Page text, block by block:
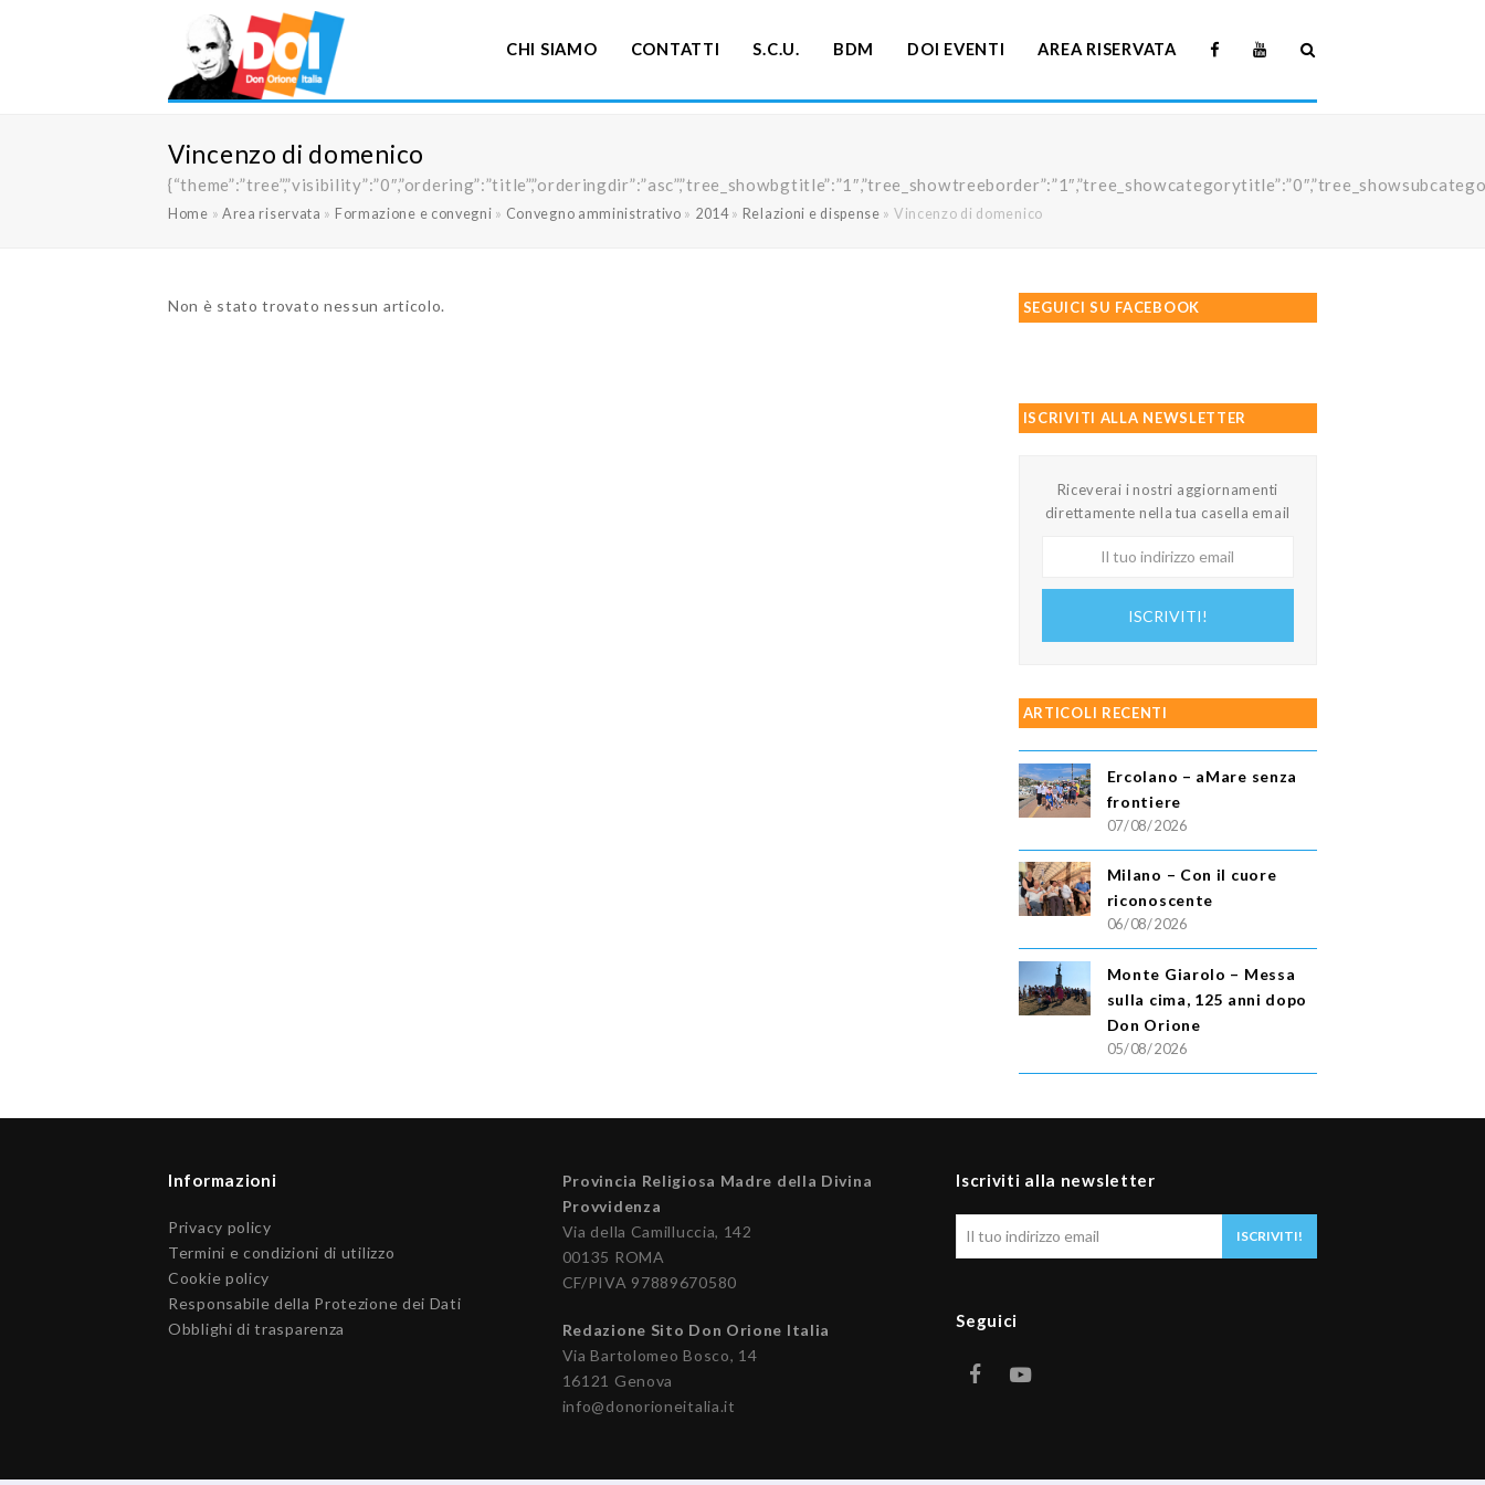
CHI SIAMO CONTATTI S.C.U. BDM DOI EVENTI AREA RISERVATA
Vincenzo di domenico
Home » Area riservata » Formazione e convegni » Convegno amministrativo » 2014» Relazioni e dispense » Vincenzo di domenico
Non è stato trovato nessun articolo. SEGUICI SU FACEBOOK
ISCRIVITI ALLA NEWSLETTER
Riceverai i nostri aggiornamenti
direttamente nella tua casella email
ISCRIVITI!
ARTICOLI RECENTI
Ercolano – aMare senza
frontiere
07/08/2026
Milano – Con il cuore
riconoscente
06/08/2026
Monte Giarolo – Messa
sulla cima, 125 anni dopo
Don Orione
05/08/2026
Informazioni
Privacy policy
Termini e condizioni di utilizzo
Cookie policy
Responsabile della Protezione dei Dati
Obblighi di trasparenza
Provincia Religiosa Madre della Divina
Provvidenza
Via della Camilluccia, 142
00135 ROMA
CF/PIVA 97889670580
Redazione Sito Don Orione Italia
Via Bartolomeo Bosco, 14
16121 Genova
info@donorioneitalia.it
Iscriviti alla newsletter
ISCRIVITI!
Seguici
Y